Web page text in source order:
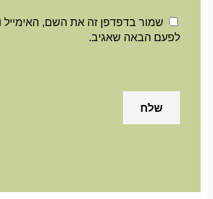
שמור בדפדפן זה את השם, האימייל
לפעם הבאה שאגיב.